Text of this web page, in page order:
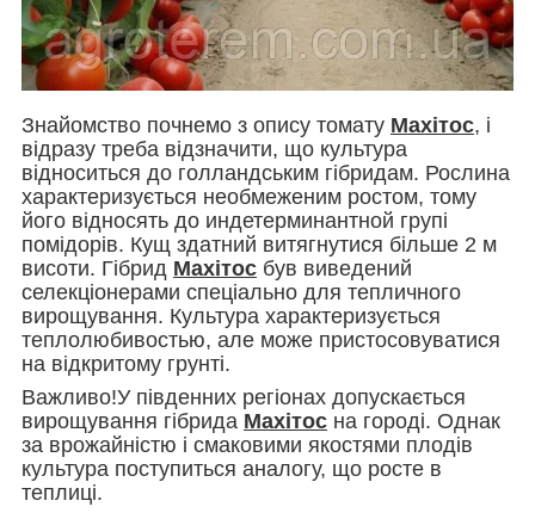
Знайомство почнемо з опису томату Махітос, і
відразу треба відзначити, що культура
відноситься до голландським гібридам. Рослина
характеризується необмеженим ростом, тому
його відносять до индетерминантной групі
помідорів. Кущ здатний витягнутися більше 2 м
висоти. Гібрид Махітос був виведений
селекціонерами спеціально для тепличного
вирощування. Культура характеризується
теплолюбивостью, але може пристосовуватися
на відкритому грунті.
Важливо!У південних регіонах допускається
вирощування гібрида Махітос на городі. Однак
за врожайністю і смаковими якостями плодів
культура поступиться аналогу, що росте в
теплиці.